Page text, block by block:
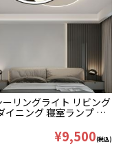
ーリングライト リビング
イニング 寝室ランプ 丸
¥9,500(税込)